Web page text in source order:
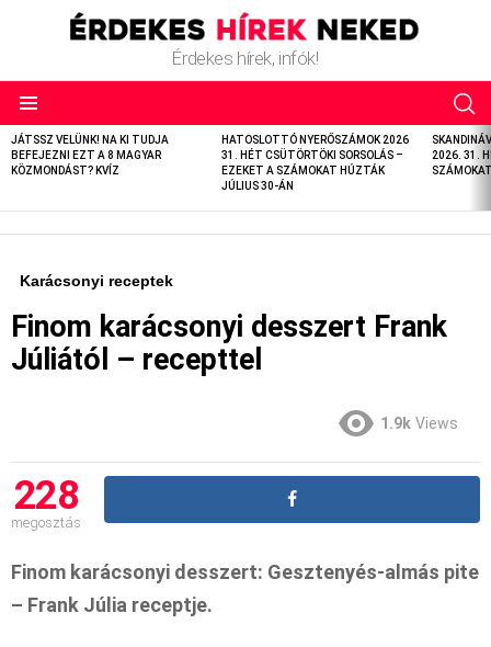
Érdekes hírek, infók!
LATEST
STORIES
JÁTSSZ VELÜNK! NA KI TUDJA
BEFEJEZNI EZT A 8 MAGYAR
KÖZMONDÁST? KVÍZ
HATOSLOTTÓ NYERŐSZÁMOK 2026
31. HÉT CSÜTÖRTÖKI SORSOLÁS –
EZEKET A SZÁMOKAT HÚZTÁK
JÚLIUS 30-ÁN
2026. 31.
Karácsonyi receptek
Finom karácsonyi desszert Frank
Júliától – recepttel
1.9k Views
228
megosztás
Finom karácsonyi desszert: Gesztenyés-almás pite
– Frank Júlia receptje.